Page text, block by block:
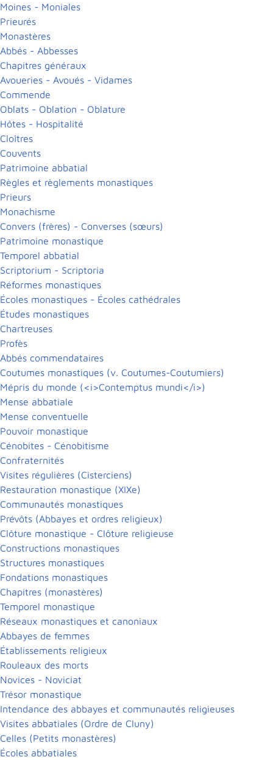
Moines - Moniales
Prieurés
Monastères
Abbés - Abbesses
Chapitres généraux
Avoueries - Avoués - Vidames
Commende
Oblats - Oblation - Oblature
Hôtes - Hospitalité
Cloîtres
Couvents
Patrimoine abbatial
Règles et règlements monastiques
Prieurs
Monachisme
Convers (frères) - Converses (sœurs)
Patrimoine monastique
Temporel abbatial
Scriptorium - Scriptoria
Réformes monastiques
Écoles monastiques - Écoles cathédrales
Études monastiques
Chartreuses
Profès
Abbés commendataires
Coutumes monastiques (v. Coutumes-Coutumiers)
Mépris du monde (<i>Contemptus mundi</i>)
Mense abbatiale
Mense conventuelle
Pouvoir monastique
Cénobites - Cénobitisme
Confraternités
Visites régulières (Cisterciens)
Restauration monastique (XIXe)
Communautés monastiques
Prévôts (Abbayes et ordres religieux)
Clôture monastique - Clôture religieuse
Constructions monastiques
Structures monastiques
Fondations monastiques
Chapitres (monastères)
Temporel monastique
Réseaux monastiques et canoniaux
Abbayes de femmes
Établissements religieux
Rouleaux des morts
Novices - Noviciat
Trésor monastique
Intendance des abbayes et communautés religieuses
Visites abbatiales (Ordre de Cluny)
Celles (Petits monastères)
Écoles abbatiales